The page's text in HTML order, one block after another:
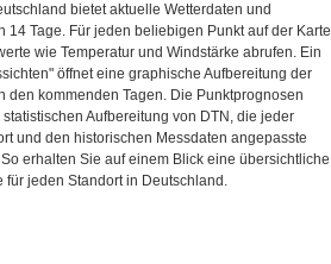
bietet aktuelle Wetterdaten und
14 Tage. Für jeden beliebigen Punkt auf der Karte
wie Temperatur und Windstärke abrufen. Ein
öffnet eine graphische Aufbereitung der
den kommenden Tagen. Die Punktprognosen
Aufbereitung von DTN, die jeder
und den historischen Messdaten angepasste
erhalten Sie auf einem Blick eine übersichtliche
jeden Standort in Deutschland.